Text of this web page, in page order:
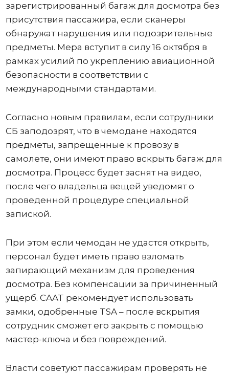
зарегистрированный багаж для досмотра без
присутствия пассажира, если сканеры
обнаружат нарушения или подозрительные
предметы. Мера вступит в силу 16 октября в
рамках усилий по укреплению авиационной
безопасности в соответствии с
международными стандартами.
Согласно новым правилам, если сотрудники
СБ заподозрят, что в чемодане ​​находятся
предметы, запрещенные к провозу в
самолете, они имеют право вскрыть багаж для
досмотра. Процесс будет заснят на видео,
после чего владельца вещей уведомят о
проведенной процедуре специальной
запиской.
При этом если чемодан не удастся открыть,
персонал будет иметь право взломать
запирающий механизм для проведения
досмотра. Без компенсации за причиненный
ущерб. CAAT рекомендует использовать
замки, одобренные TSA – после вскрытия
сотрудник сможет его закрыть с помощью
мастер-ключа и без повреждений.
Власти советуют пассажирам проверять не